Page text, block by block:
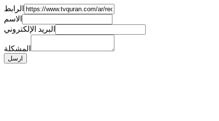
الرابط
الاسم
البريد الإلكتروني
المشكلة
ارسل